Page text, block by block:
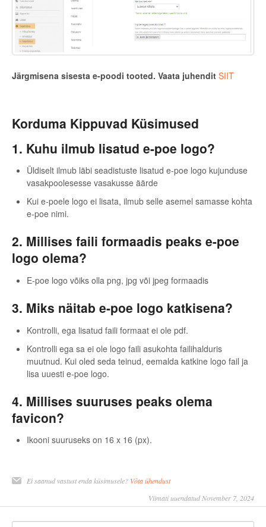
Järgmisena sisesta e-poodi tooted. Vaata juhendit SIIT
Korduma Kippuvad Küsimused
1. Kuhu ilmub lisatud e-poe logo?
Üldiselt ilmub läbi seadistuste lisatud e-poe logo kujunduse
vasakpoolesesse vasakusse äärde
Kui e-poele logo ei lisata, ilmub selle asemel samasse kohta
e-poe nimi.
2. Millises faili formaadis peaks e-poe
logo olema?
E-poe logo võiks olla png, jpg või jpeg formaadis
3. Miks näitab e-poe logo katkisena?
Kontrolli, ega lisatud faili formaat ei ole pdf.
Kontrolli ega sa ei ole logo faili asukohta failihalduris
muutnud. Kui oled seda teinud, eemalda katkine logo fail ja
lisa uuesti e-poe logo.
4. Millises suuruses peaks olema
favicon?
Ikooni suuruseks on 16 x 16 (px).
Ei saanud vastust enda küsimusele? Võta ühendust
Viimati uuendatud November 7, 2024